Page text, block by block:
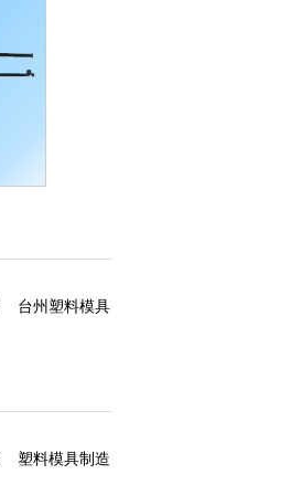
台州塑料模具
塑料模具制造